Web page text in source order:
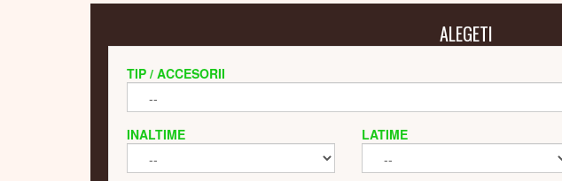
ALEGETI
TIP / ACCESORII
INALTIME LATIME